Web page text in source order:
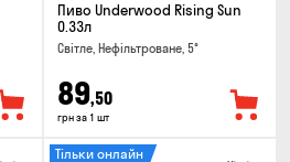
Пиво Underwood Rising Sun
0.33л
Світле, Нефільтроване, 5°
89,50
грн за 1 шт
Тільки онлайн